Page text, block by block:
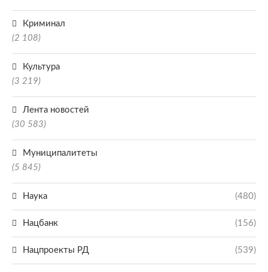
Криминал
(2 108)
Культура
(3 219)
Лента новостей
(30 583)
Муниципалитеты
(5 845)
Наука (480)
Нацбанк (156)
Нацпроекты РД (539)